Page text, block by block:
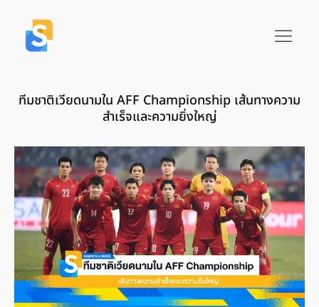
ทีมชาติเวียดนามใน AFF Championship เส้นทางความ
สำเร็จและความยิ่งใหญ่